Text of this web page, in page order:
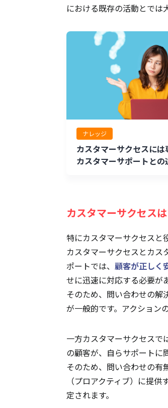
における既存の活動とでは
ナレッジ
カスタマーサクセスには
カスタマーサポートとの
カスタマーサクセス
特にカスタマーサクセスと
カスタマーサクセスとカス
ポートでは、 顧客が正しく
せに迅速に対応する必要が
そのため、問い合わせの解
が一般的です。アクション
一方カスタマーサクセスで
の顧客が、自らサポートに
そのため、問い合わせの有
（プロアクティブ）に提
定されます。